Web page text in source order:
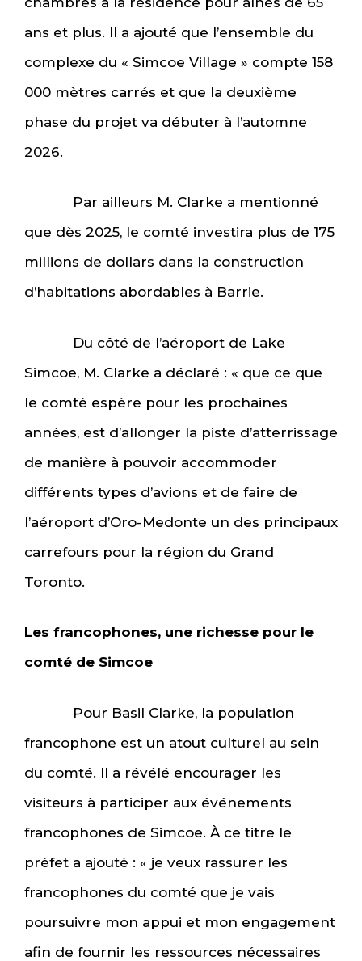
ans et plus. Il a ajouté que l’ensemble du
complexe du « Simcoe Village » compte 158
000 mètres carrés et que la deuxième
phase du projet va débuter à l’automne
2026.
Par ailleurs M. Clarke a mentionné
que dès 2025, le comté investira plus de 175
millions de dollars dans la construction
d’habitations abordables à Barrie.
Du côté de l’aéroport de Lake
Simcoe, M. Clarke a déclaré : « que ce que
le comté espère pour les prochaines
années, est d’allonger la piste d’atterrissage
de manière à pouvoir accommoder
différents types d’avions et de faire de
l’aéroport d’Oro-Medonte un des principaux
carrefours pour la région du Grand
Toronto.
Les francophones, une richesse pour le
comté de Simcoe
Pour Basil Clarke, la population
francophone est un atout culturel au sein
du comté. Il a révélé encourager les
visiteurs à participer aux événements
francophones de Simcoe. À ce titre le
préfet a ajouté : « je veux rassurer les
francophones du comté que je vais
poursuivre mon appui et mon engagement
afin de fournir les ressources nécessaires